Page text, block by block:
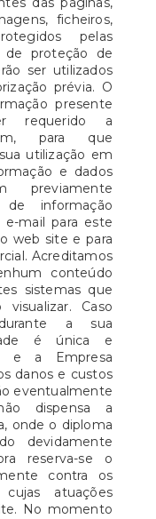
ficheiros,
pelas
de proteção de
ser utilizados
prévia. O
presente
requerido a
para que
utilização em
e dados
previamente
de informação
mail para este
web site e para
Acreditamos
conteúdo
sistemas que
Caso
a sua
é única e
e a Empresa
danos e custos
eventualmente
dispensa a
onde o diploma
devidamente
reserva-se o
contra os
atuações
No momento